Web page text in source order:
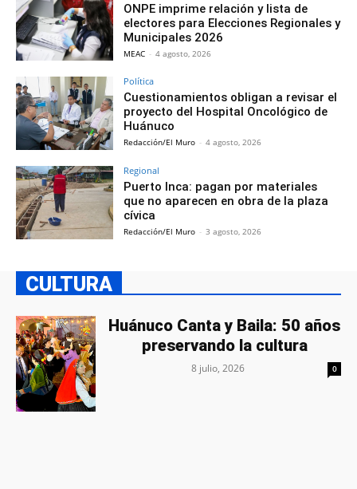
ONPE imprime relación y lista de
electores para Elecciones Regionales y
Municipales 2026
MEAC - 4 agosto, 2026
Política
Cuestionamientos obligan a revisar el
proyecto del Hospital Oncológico de
Huánuco
Redacción/El Muro - 4 agosto, 2026
Regional
Puerto Inca: pagan por materiales
que no aparecen en obra de la plaza
cívica
Redacción/El Muro - 3 agosto, 2026
CULTURA
Huánuco Canta y Baila: 50 años
preservando la cultura
8 julio, 2026 0